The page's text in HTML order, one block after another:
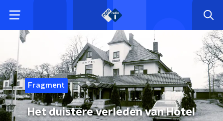
Fragment
Het duistere verleden van Hotel